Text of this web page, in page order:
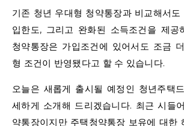
기존 청년 우대형 청약통장과 비교해서
입한도, 그리고 완화된 소득조건을 제공
청약통장은 가입조건에 있어서도 조금
형 조건이 반영됐다고 할 수 있습니다.
오늘은 새롭게 출시될 예정인 청년주택
세하게 소개해 드리겠습니다. 최근 시들
약통장이지만 주택청약통장 보유에 대한